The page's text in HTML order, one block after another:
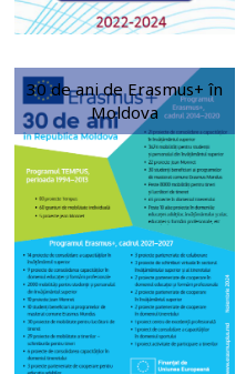
30 de ani de Erasmus+ în
Moldova